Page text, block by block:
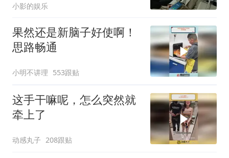
小影的娱乐
果然还是新脑子好使啊！
思路畅通
小明不讲理 553跟贴
这手干嘛呢，怎么突然就
牵上了
动感丸子 208跟贴